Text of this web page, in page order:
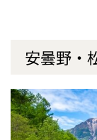
安曇野・